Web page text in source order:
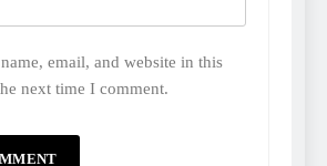
email, and website in this
next time I comment.